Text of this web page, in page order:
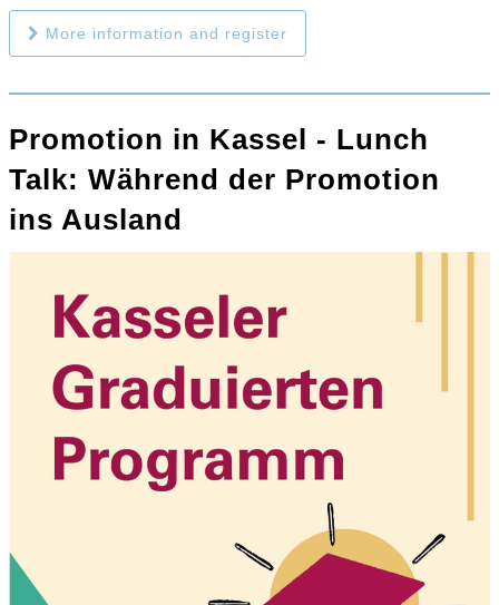
More information and register
Promotion in Kassel - Lunch
Talk: Während der Promotion
ins Ausland